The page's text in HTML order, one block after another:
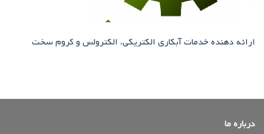
ارائه دهنده خدمات آبکاری الکتریکی، الکترولس و کروم سخت
درباره ما